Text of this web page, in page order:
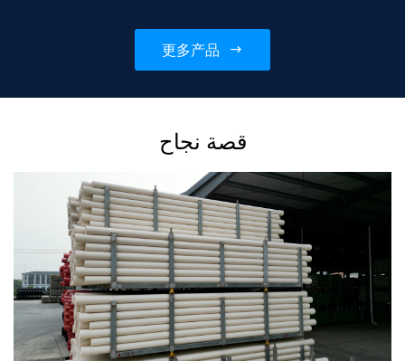
زاوية ، مناسبة ل كبفك اتصال
更多产品
قصة نجاح